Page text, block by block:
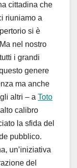
cittadina che
riuniamo a
si è
nel nostro
i grandi
genere
ma anche
altri – a Toto
calibro
la sfida del
pubblico.
un’iniziativa
del